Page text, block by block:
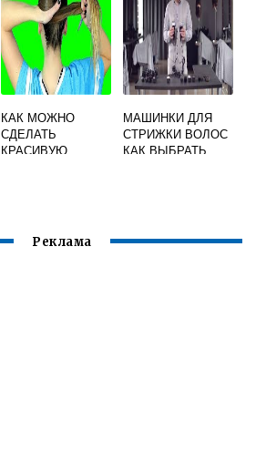
КАК МОЖНО
СДЕЛАТЬ
КРАСИВУЮ
МАШИНКИ ДЛЯ
СТРИЖКИ ВОЛОС
КАК ВЫБРАТЬ
Реклама